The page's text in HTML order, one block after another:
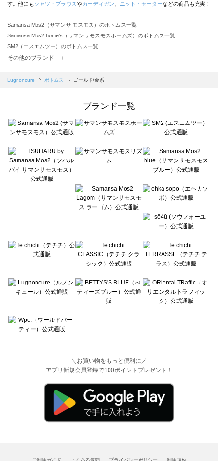
す。他にもシャツ・ブラウスやカーディガン ニット・セーターなどの商品も充実！
Samansa Mos2（サマンサ モスモス）のボトムス一覧
Samansa Mos2 home's（サマンサモスモスホームズ）のボトムス一覧
SM2（エスエムツー）のボトムス一覧
TSUHARU by Samansa Mos2（ツハルバイサマンサモスモス）のボトムス一覧
Samansa Mos2 blue（サマンサモスモス ブルー）のボトムス一覧
sō4ū（ソウフォーユー）のボトムス一覧
Te chichi（テチチ）のボトムス一覧
Te chichi CLASSIC（テチチ クラシック）のボトムス一覧
Lugnoncure（ルノンキュール）のボトムス一覧
BETTY'S BLUE（べティーズブルー）のボトムス一覧
Wpc.（ワールドパーティー）のボトムス一覧
その他のブランド ＋
Lugnoncure ボトムス ゴールド/金系
ブランド一覧
＼お買い物をもっと便利に／
アプリ新規会員登録で100ポイントプレゼント！
ご利用ガイド よくある質問 プライバシーポリシー 利用規約